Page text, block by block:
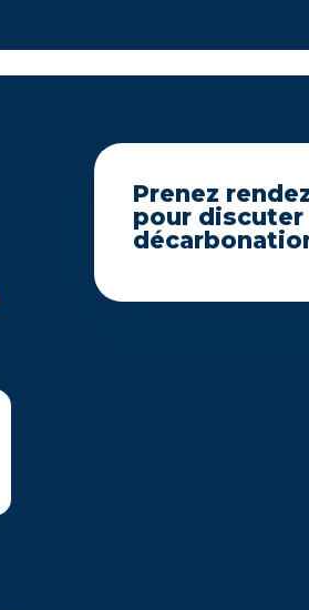
Prenez
pour discuter